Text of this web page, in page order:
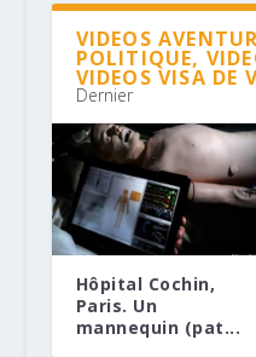
VIDEOS
POLITIQUE,
VIDEOS VISA DE
Dernier
Hôpital Cochin,
Paris. Un
mannequin (pat...